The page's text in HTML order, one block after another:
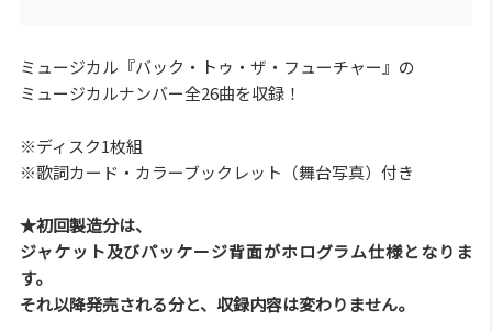
ミュージカル『バック・トゥ・ザ・フューチャー』の
ミュージカルナンバー全26曲を収録！
※ディスク1枚組
※歌詞カード・カラーブックレット（舞台写真）付き
★初回製造分は、
ジャケット及びパッケージ背面がホログラム仕様となりま
す。
それ以降発売される分と、収録内容は変わりません。